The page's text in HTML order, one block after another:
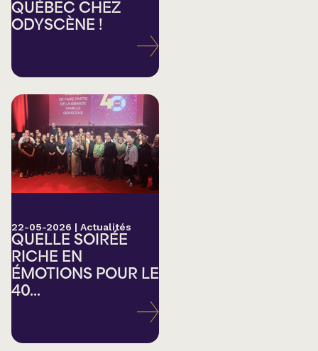
QUÉBEC CHEZ
ODYSCÈNE !
22-05-2026 | Actualités
QUELLE SOIRÉE
RICHE EN
ÉMOTIONS POUR LE
40...